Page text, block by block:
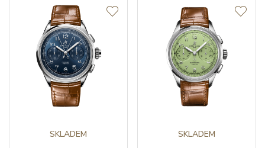
SKLADEM SKLADEM